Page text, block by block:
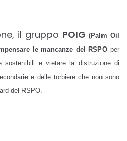
il gruppo POIG(Palm Oil
le mancanze del RSPO per
sostenibili e vietare la distruzione di
e delle torbiere che non sono
del RSPO.